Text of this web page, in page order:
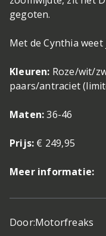
gegoten.
Met de Cynthia
Kleuren: Roze/wit/
paars/antraciet
Maten:36-46
Prijs: € 249,95
Meer informatie:
Door:Motorfreaks